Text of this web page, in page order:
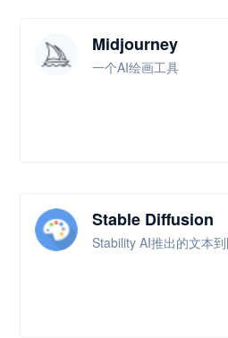
Midjourney
一个AI绘画工具
Stable Diffusion
Stability AI推出的文本